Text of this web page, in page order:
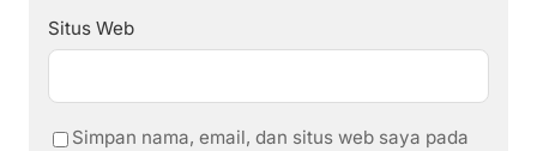
Situs Web
Simpan nama, email, dan situs web saya pada